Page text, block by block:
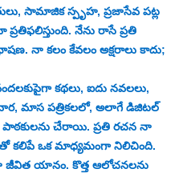
సామాజిక స్పృహ, ప్రజాసేవ పట్ల
నేను రాసే ప్రతి
నా కలం కేవలం అక్షరాలు కాదు;
కథలు, ఐదు నవలలు,
వార, మాస పత్రికలలో, అలాగే డిజిటల్
చేరాయి. ప్రతి రచన నా
కలిపే ఒక మాధ్యమంగా నిలిచింది.
యానం. కొత్త ఆలోచనలను